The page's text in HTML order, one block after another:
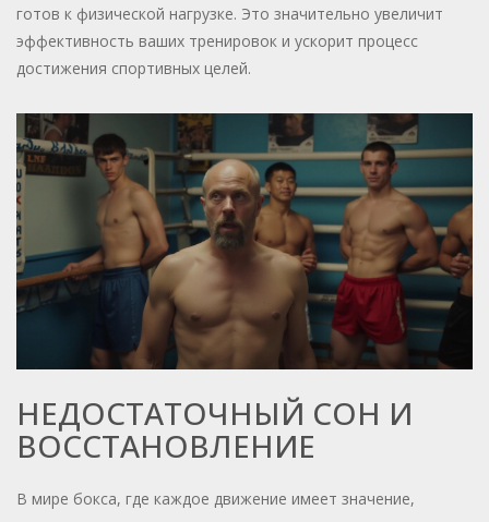
готов к физической нагрузке. Это значительно увеличит
эффективность ваших тренировок и ускорит процесс
достижения спортивных целей.
НЕДОСТАТОЧНЫЙ СОН И
ВОССТАНОВЛЕНИЕ
В мире бокса, где каждое движение имеет значение,